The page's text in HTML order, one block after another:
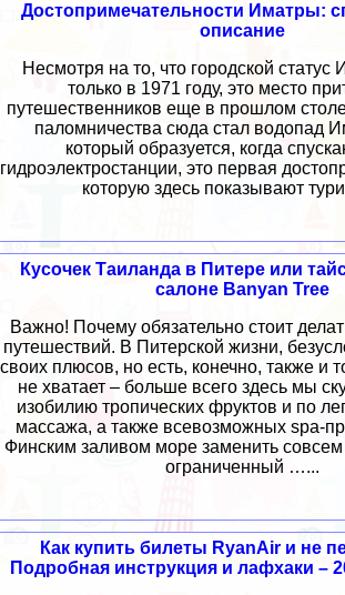
Достопримечательности Иматры:
описание
Несмотря на то, что городской статус
только в 1971 году, это место
путешественников еще в прошлом
паломничества сюда стал водопад
который образуется, когда
гидроэлектростанции, это первая
которую здесь показывают
Кусочек Таиланда в Питере или
салоне Banyan Tree
Важно! Почему обязательно стоит
путешествий. В Питерской жизни,
своих плюсов, но есть, конечно, также и
не хватает – больше всего здесь мы
изобилию тропических фруктов и по
массажа, а также всевозможных spa-
Финским заливом море заменить
ограниченный …...
Как купить билеты RyanAir и не
Подробная инструкция и лафхаки –